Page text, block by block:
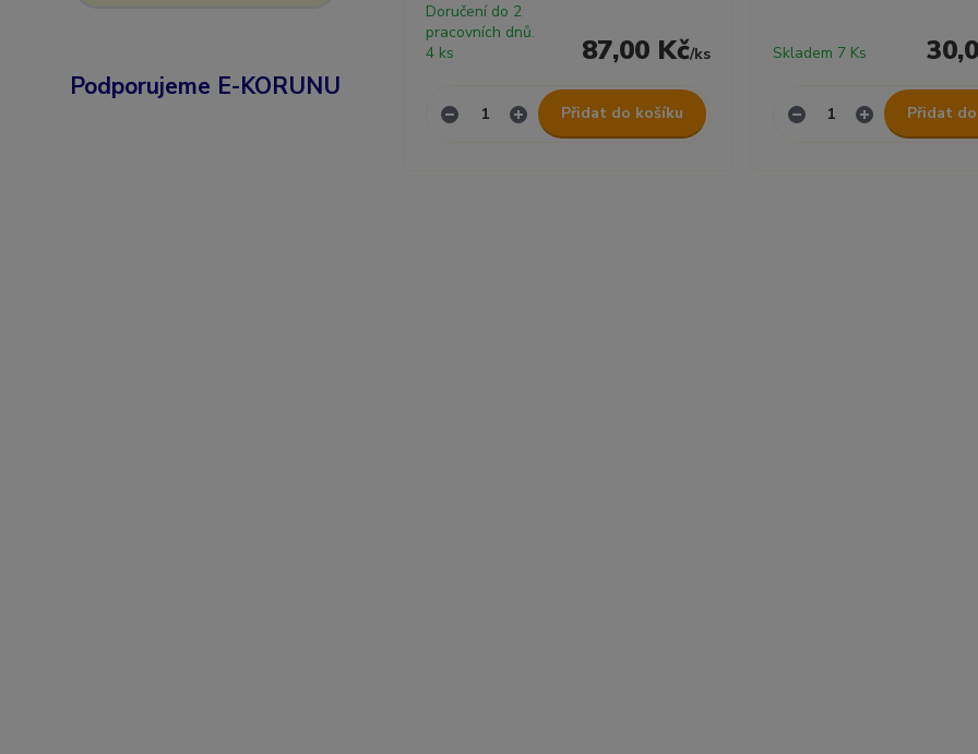
87,00 Kč/ks
Doručení do 2
pracovních dnů.
4 ks
Přidat do košíku
Skladem 7 Ks
Přidat
Podporujeme E-KORUNU